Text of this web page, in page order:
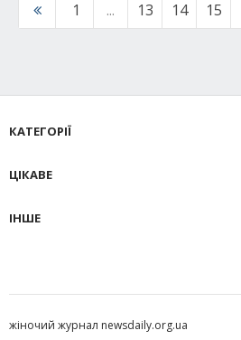
1 ... 13 14 15
КАТЕГОРІЇ
ЦІКАВЕ
ІНШЕ
жіночий журнал newsdaily.org.ua